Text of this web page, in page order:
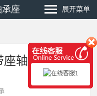
座 展开菜单
座轴承